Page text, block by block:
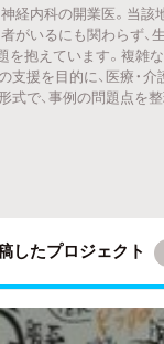
リーから探す
神経内科の開業医。当該
者がいるにも関わらず、
を抱えています。複雑
支援を目的に、医療・
式で、事例の問題点を
したプロジェクト